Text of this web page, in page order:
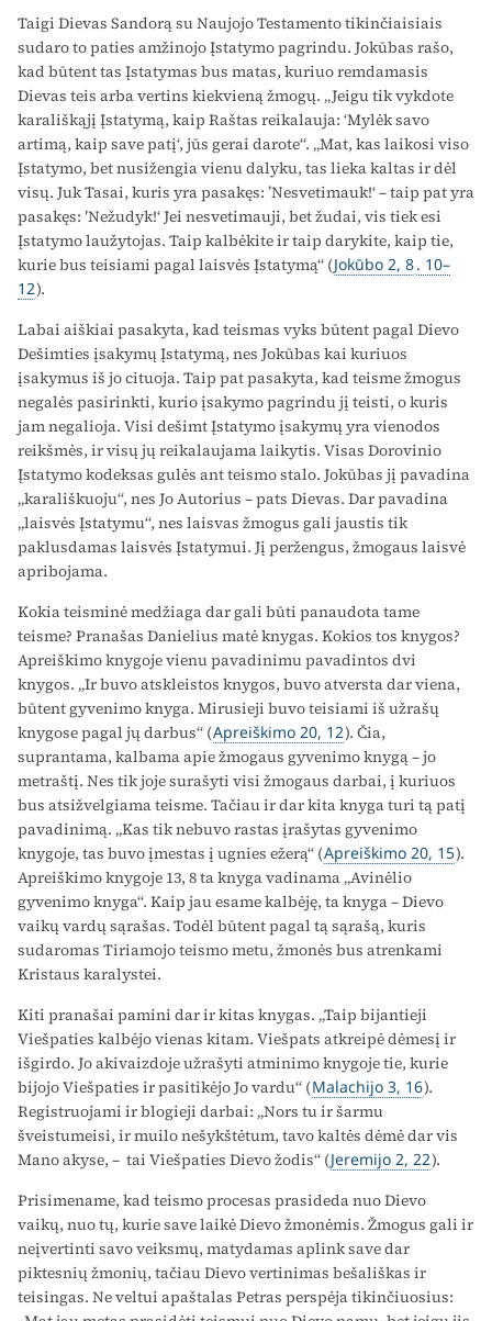
Taigi Dievas Sandorą su Naujojo Testamento tikinčiaisiais
sudaro to paties amžinojo Įstatymo pagrindu. Jokūbas rašo,
kad būtent tas Įstatymas bus matas, kuriuo remdamasis
Dievas teis arba vertins kiekvieną žmogų. „Jeigu tik vykdote
karališkąjį Įstatymą, kaip Raštas reikalauja: ‘Mylėk savo
artimą, kaip save patį‘, jūs gerai darote“. „Mat, kas laikosi viso
Įstatymo, bet nusižengia vienu dalyku, tas lieka kaltas ir dėl
visų. Juk Tasai, kuris yra pasakęs: ’Nesvetimauk!‘ – taip pat yra
pasakęs: ′Nežudyk!‘ Jei nesvetimauji, bet žudai, vis tiek esi
Įstatymo laužytojas. Taip kalbėkite ir taip darykite, kaip tie,
kurie bus teisiami pagal laisvės Įstatymą“ (Jokūbo 2, 8. 10–
12).
Labai aiškiai pasakyta, kad teismas vyks būtent pagal Dievo
Dešimties įsakymų Įstatymą, nes Jokūbas kai kuriuos
įsakymus iš jo cituoja. Taip pat pasakyta, kad teisme žmogus
negalės pasirinkti, kurio įsakymo pagrindu jį teisti, o kuris
jam negalioja. Visi dešimt Įstatymo įsakymų yra vienodos
reikšmės, ir visų jų reikalaujama laikytis. Visas Dorovinio
Įstatymo kodeksas gulės ant teismo stalo. Jokūbas jį pavadina
„karališkuoju“, nes Jo Autorius – pats Dievas. Dar pavadina
„laisvės Įstatymu“, nes laisvas žmogus gali jaustis tik
paklusdamas laisvės Įstatymui. Jį peržengus, žmogaus laisvė
apribojama.
Kokia teisminė medžiaga dar gali būti panaudota tame
teisme? Pranašas Danielius matė knygas. Kokios tos knygos?
Apreiškimo knygoje vienu pavadinimu pavadintos dvi
knygos. „Ir buvo atskleistos knygos, buvo atversta dar viena,
būtent gyvenimo knyga. Mirusieji buvo teisiami iš užrašų
knygose pagal jų darbus“ (Apreiškimo 20, 12). Čia,
suprantama, kalbama apie žmogaus gyvenimo knygą – jo
metraštį. Nes tik joje surašyti visi žmogaus darbai, į kuriuos
bus atsižvelgiama teisme. Tačiau ir dar kita knyga turi tą patį
pavadinimą. „Kas tik nebuvo rastas įrašytas gyvenimo
knygoje, tas buvo įmestas į ugnies ežerą“ (Apreiškimo 20, 15).
Apreiškimo knygoje 13, 8 ta knyga vadinama „Avinėlio
gyvenimo knyga“. Kaip jau esame kalbėję, ta knyga – Dievo
vaikų vardų sąrašas. Todėl būtent pagal tą sąrašą, kuris
sudaromas Tiriamojo teismo metu, žmonės bus atrenkami
Kristaus karalystei.
Kiti pranašai pamini dar ir kitas knygas. „Taip bijantieji
Viešpaties kalbėjo vienas kitam. Viešpats atkreipė dėmesį ir
išgirdo. Jo akivaizdoje užrašyti atminimo knygoje tie, kurie
bijojo Viešpaties ir pasitikėjo Jo vardu“ (Malachijo 3, 16).
Registruojami ir blogieji darbai: „Nors tu ir šarmu
šveistumeisi, ir muilo nešykštėtum, tavo kaltės dėmė dar vis
Mano akyse, – tai Viešpaties Dievo žodis“ (Jeremijo 2, 22).
Prisimename, kad teismo procesas prasideda nuo Dievo
vaikų, nuo tų, kurie save laikė Dievo žmonėmis. Žmogus gali ir
neįvertinti savo veiksmų, matydamas aplink save dar
piktesnių žmonių, tačiau Dievo vertinimas bešališkas ir
teisingas. Ne veltui apaštalas Petras perspėja tikinčiuosius: